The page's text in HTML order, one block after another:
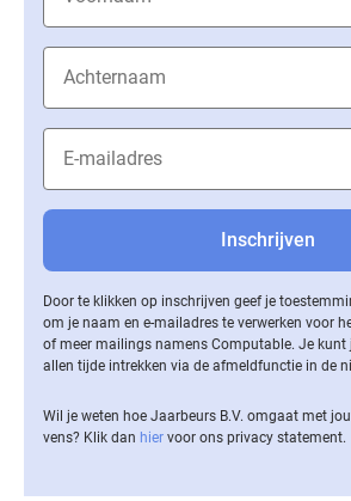
Door te klikken op inschrijven geef je
om je naam en e-mailadres te verwerken voor
of meer mailings namens Computable. Je kunt
allen tijde intrekken via de af­meld­func­tie in de
Wil je weten hoe Jaarbeurs B.V. omgaat met
vens? Klik dan hier voor ons privacy statement.